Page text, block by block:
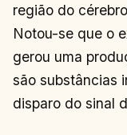
região do
Notou-se que o
gerou uma
são substâncias
disparo do sinal